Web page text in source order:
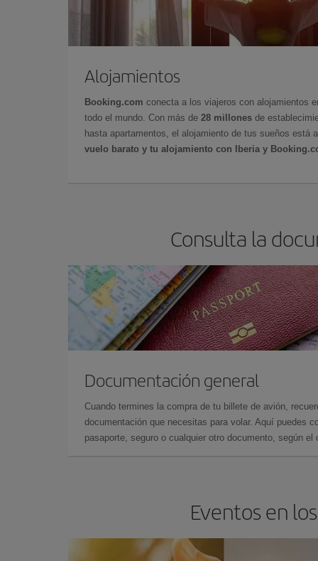
Alojamientos
Booking.com conecta a los viajeros con alojamientos
todo el mundo. Con más de 28 millones de
hasta apartamentos, el alojamiento de tus sueños está
vuelo barato y tu alojamiento con Iberia y
Consulta la
Documentación general
Cuando termines la compra de tu billete de avión,
documentación que necesitas para volar. Aquí puedes
pasaporte, seguro o cualquier otro documento, según el
Eventos en